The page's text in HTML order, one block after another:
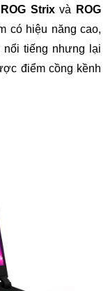
ROG Strixvà
ROG
có hiệu năng cao,
tiếng nhưng lại
điểm cồng kềnh